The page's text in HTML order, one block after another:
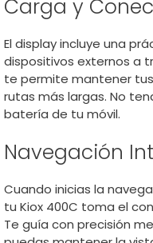
Carga y
El display incluye una
dispositivos externos a
te permite mantener
rutas más largas. No
batería de tu móvil.
Navegación
Cuando inicias la
tu Kiox 400C toma el
Te guía con precisión